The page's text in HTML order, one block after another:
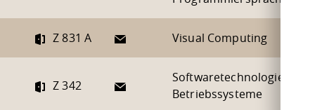
Z 831 A Visual Computing
Z 342
Softwaretechnologie /
Betriebssysteme